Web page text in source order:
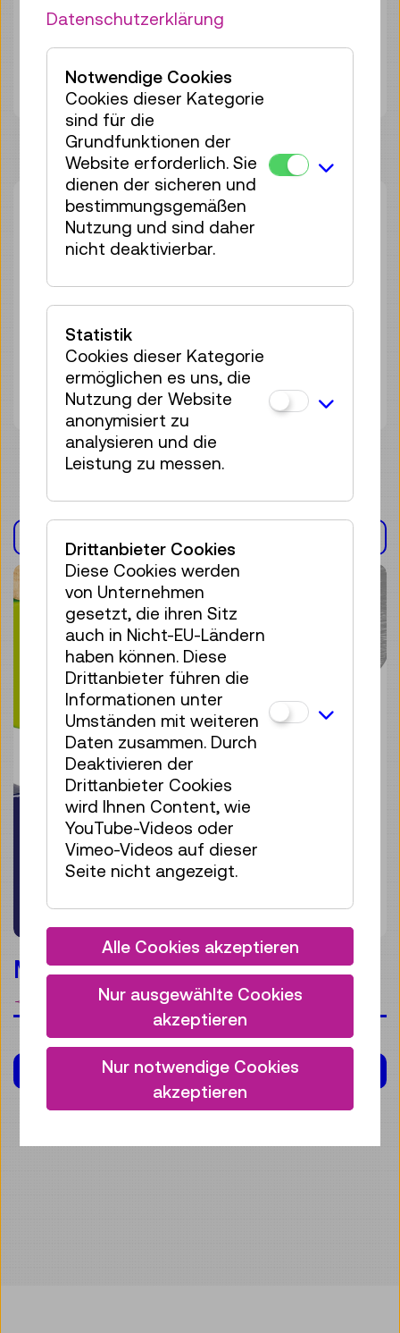
Gruppengröße:25
Erwachsene
Unter 19 Jahren€ 5,50
Sa 08.08. 14:00–14:45
Führung
25 Plätze frei
€ 5,50
Tickets
Sa 26.09. 14:00
Führung
25 Plätze frei
€ 5,50
AUSSTELLUNG(EN)
Materialwelten
Merken
KALENDER
Datenschutzerklärung
Notwendige Cookies
Cookies dieser Kategorie
sind für die
Grundfunktionen der
Website erforderlich. Sie
dienen der sicheren und
bestimmungsgemäßen
Nutzung und sind daher
nicht deaktivierbar.
Statistik
Cookies dieser Kategorie
ermöglichen es uns, die
Nutzung der Website
anonymisiert zu
analysieren und die
Leistung zu messen.
Drittanbieter Cookies
Diese Cookies werden
von Unternehmen
gesetzt, die ihren Sitz
auch in Nicht-EU-Ländern
haben können. Diese
Drittanbieter führen die
Informationen unter
Umständen mit weiteren
Daten zusammen. Durch
Deaktivieren der
Drittanbieter Cookies
wird Ihnen Content, wie
YouTube-Videos oder
Vimeo-Videos auf dieser
Seite nicht angezeigt.
Alle Cookies akzeptieren
Nur ausgewählte Cookies
akzeptieren
Nur notwendige Cookies
akzeptieren